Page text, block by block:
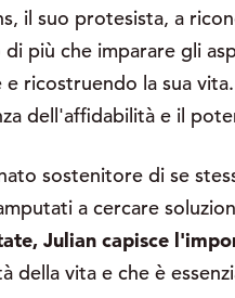
il suo protesista, a
più che imparare gli
ricostruendo la sua
dell'affidabilità e il
sostenitore di se
a cercare
Julian capisce
vita e che è